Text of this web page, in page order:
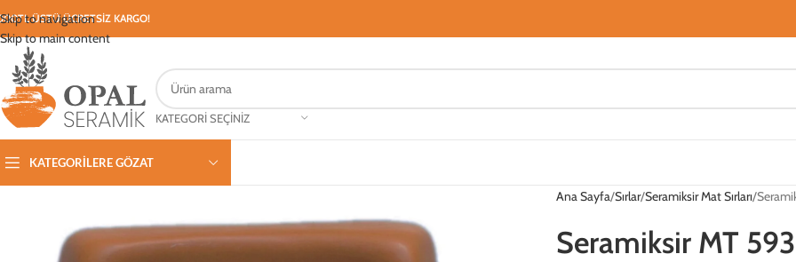
Skip to navigation
Skip to main content
ÜSTÜ ÜCRETSİZ KARGO!
KATEGORI SEÇINIZ
KATEGORILERE GÖZAT
Ana Sayfa Sırlar Seramiksir Mat Sırları
Seramiksir MT